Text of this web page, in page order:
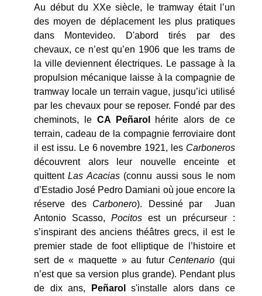
Au début du XXe siècle, le tramway était l’un
des moyen de déplacement les plus pratiques
dans Montevideo. D'abord tirés par des
chevaux, ce n’est qu’en 1906 que les trams de
la ville deviennent électriques. Le passage à la
propulsion mécanique laisse à la compagnie de
tramway locale un terrain vague, jusqu’ici utilisé
par les chevaux pour se reposer. Fondé par des
cheminots, le CA Peñarol
hérite alors de ce
terrain, cadeau de la compagnie ferroviaire dont
il est issu. Le 6 novembre 1921, les Carboneros
découvrent alors leur nouvelle enceinte et
quittentLas Acacias (connu aussi sous le nom
d’Estadio José Pedro Damiani où joue encore la
réserve des Carbonero). Dessiné par Juan
Antonio Scasso, Pocitos est un précurseur :
s’inspirant des anciens théâtres grecs, il est le
premier stade de foot elliptique de l’histoire et
sert de « maquette » au futur Centenario (qui
n’est que sa version plus grande). Pendant plus
de dix ans,
Peñarol
s'installe alors dans ce